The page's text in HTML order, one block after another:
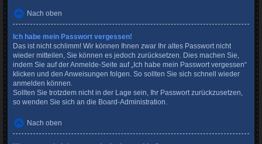
Nach oben
Ich habe mein Passwort vergessen!
Das ist nicht schlimm! Wir können Ihnen zwar Ihr altes Passwort nicht
wieder mitteilen, Sie können es jedoch zurücksetzen. Dies machen Sie,
indem Sie auf der Anmelde-Seite auf „Ich habe mein Passwort vergessen“
klicken und den Anweisungen folgen. So sollten Sie sich schnell wieder
anmelden können.
Sollten Sie trotzdem nicht in der Lage sein, Ihr Passwort zurückzusetzen,
so wenden Sie sich an die Board-Administration.
Nach oben